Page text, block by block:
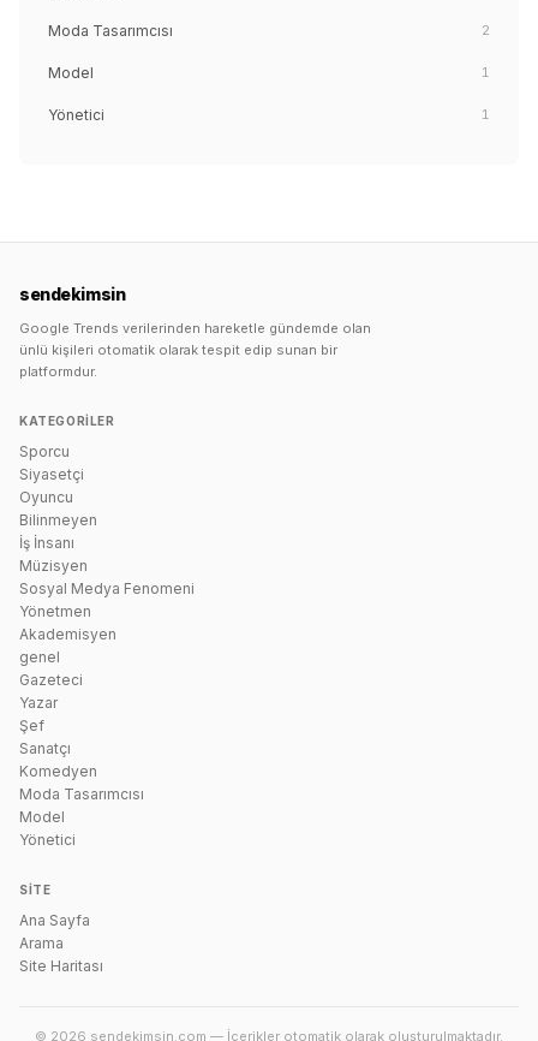
Moda Tasarımcısı 2
Model 1
Yönetici 1
sendekimsin
Google Trends verilerinden hareketle gündemde olan
ünlü kişileri otomatik olarak tespit edip sunan bir
platformdur.
KATEGORILER
Sporcu
Siyasetçi
Oyuncu
Bilinmeyen
İş İnsanı
Müzisyen
Sosyal Medya Fenomeni
Yönetmen
Akademisyen
genel
Gazeteci
Yazar
Şef
Sanatçı
Komedyen
Moda Tasarımcısı
Model
Yönetici
SITE
Ana Sayfa
Arama
Site Haritası
© 2026 sendekimsin.com — İçerikler otomatik olarak oluşturulmaktadır.